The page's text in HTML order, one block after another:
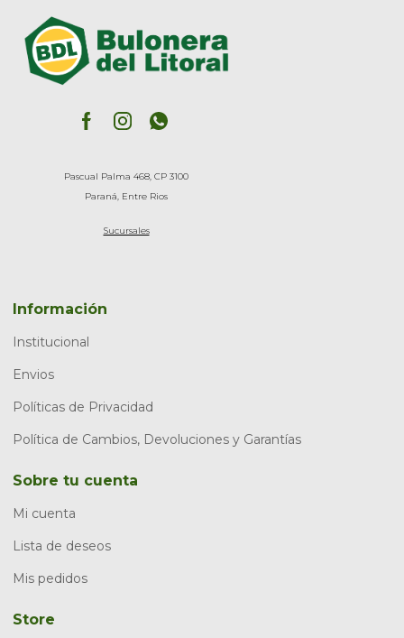
Pascual Palma 468, CP 3100
Paraná, Entre Rios
Sucursales
Información
Institucional
Envios
Políticas de Privacidad
Política de Cambios, Devoluciones y Garantías
Sobre tu cuenta
Mi cuenta
Lista de deseos
Mis pedidos
Store